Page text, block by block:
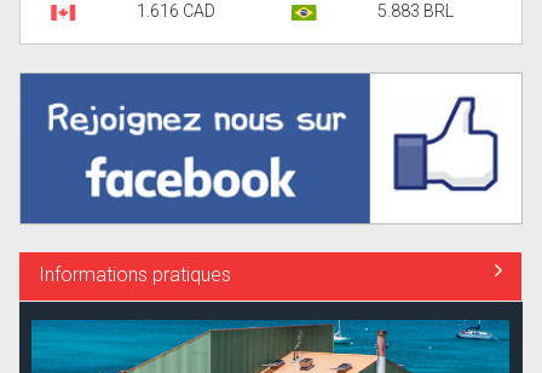
1.616 CAD 5.883 BRL
Informations pratiques